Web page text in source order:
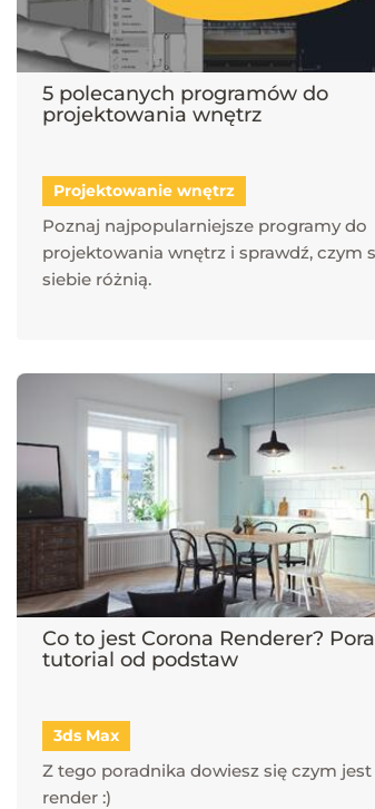
5 polecanych programów do
projektowania wnętrz
Projektowanie wnętrz
Poznaj najpopularniejsze programy do
projektowania wnętrz i sprawdź, czym
siebie różnią.
Co to jest Corona Renderer?
tutorial od podstaw
3ds Max
Z tego poradnika dowiesz się czym
render :)